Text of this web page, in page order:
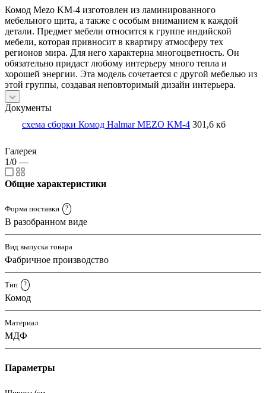
Комод Mezo KM-4 изготовлен из ламинированного
мебельного щита, а также с особым вниманием к каждой
детали. Предмет мебели относится к группе индийской
мебели, которая привносит в квартиру атмосферу тех
регионов мира. Для него характерна многоцветность. Он
обязательно придаст любому интерьеру много тепла и
хорошей энергии. Эта модель сочетается с другой мебелью из
этой группы, создавая неповторимый дизайн интерьера.
Документы
схема сборки Комод Halmar MEZO KM-4 301,6 кб
Галерея
1/0 —
Общие характеристики
Форма поставки ?
В разобранном виде
Вид выпуска товара
Фабричное производство
Тип ?
Комод
Материал
МДФ
Параметры